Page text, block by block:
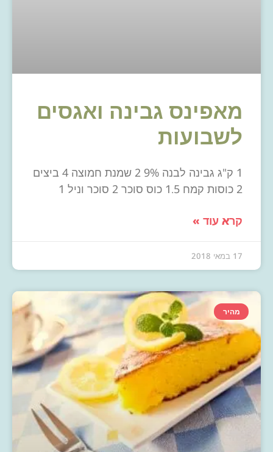
מאפינס גבינה ואגסים
לשבועות
1 ק"ג גבינה לבנה 9% 2 שמנת חמוצה 4 ביצים
2 כוסות קמח 1.5 כוס סוכר 2 סוכר וניל 1
קרא עוד »
17 במאי 2018
מהיר